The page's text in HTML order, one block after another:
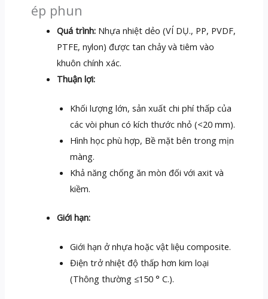
ép phun
Quá trình: Nhựa nhiệt dẻo (VÍ DỤ., PP, PVDF,
PTFE, nylon) được tan chảy và tiêm vào
khuôn chính xác.
Thuận lợi:
Khối lượng lớn, sản xuất chi phí thấp của
các vòi phun có kích thước nhỏ (<20 mm).
Hình học phù hợp, Bề mặt bên trong mịn
màng.
Khả năng chống ăn mòn đối với axit và
kiềm.
Giới hạn:
Giới hạn ở nhựa hoặc vật liệu composite.
Điện trở nhiệt độ thấp hơn kim loại
(Thông thường ≤150 ° C.).